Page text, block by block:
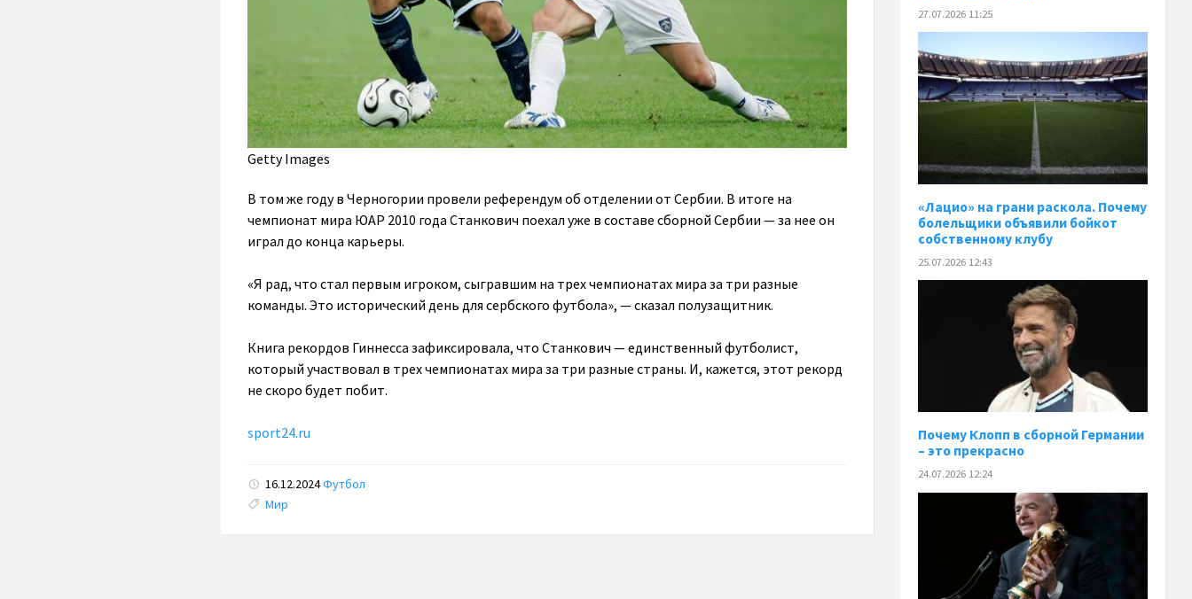
Getty Images
В том же году в Черногории провели референдум об отделении от Сербии. В итоге на
чемпионат мира ЮАР 2010 года Станкович поехал уже в составе сборной Сербии — за нее он
играл до конца карьеры.
«Я рад, что стал первым игроком, сыгравшим на трех чемпионатах мира за три разные
команды. Это исторический день для сербского футбола», — сказал полузащитник.
Книга рекордов Гиннесса зафиксировала, что Станкович — единственный футболист,
который участвовал в трех чемпионатах мира за три разные страны. И, кажется, этот рекорд
не скоро будет побит.
sport24.ru
16.12.2024Футбол
Tags:
Мир
27.07.2026 11:25
«Лацио» на грани раскола. Почему
болельщики объявили бойкот
собственному клубу
25.07.2026 12:43
Почему Клопп в сборной Германии
– это прекрасно
24.07.2026 12:24